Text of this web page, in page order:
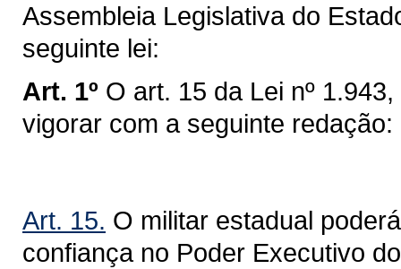
Assembleia Legislativa do
seguinte lei:
Art. 1º O art. 15 da Lei nº
vigorar com a seguinte redação:
Art. 15. O militar estadual
confiança no Poder Executivo